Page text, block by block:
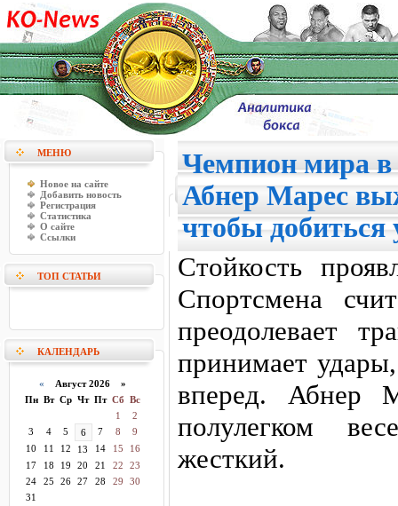
МЕНЮ
Новое на сайте
Добавить новость
Регистрация
Статистика
О сайте
Ссылки
ТОП СТАТЬИ
КАЛЕНДАРЬ
« Август 2026 »
Пн Вт Ср Чт Пт Сб Вс
1
2
3
4 5 6 7 8
9
10
11 12 13 14 15
16
17
18 19 20 21 22
23
24
25 26 27 28 29
30
31
Чемпион мира в
Абнер Марес
чтобы добиться
Стойкость
Спортсмена
преодолевает
принимает
вперед. Абнер
полулегком
жесткий.